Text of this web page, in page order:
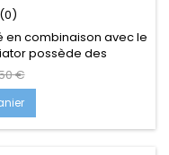
(0)
en combinaison avec le
possède des
course» pour vous
volant. Il est équipé
qui est actionné par
ajustements de
à la...
€